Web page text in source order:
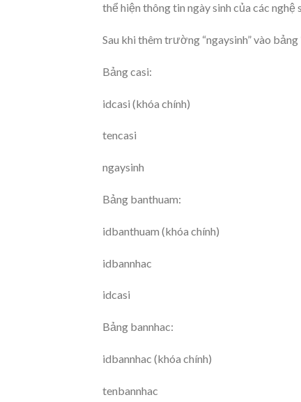
thể hiện thông tin ngày sinh của các nghệ
Sau khi thêm trường “ngaysinh” vào bảng
Bảng casi:
idcasi (khóa chính)
tencasi
ngaysinh
Bảng banthuam:
idbanthuam (khóa chính)
idbannhac
idcasi
Bảng bannhac:
idbannhac (khóa chính)
tenbannhac